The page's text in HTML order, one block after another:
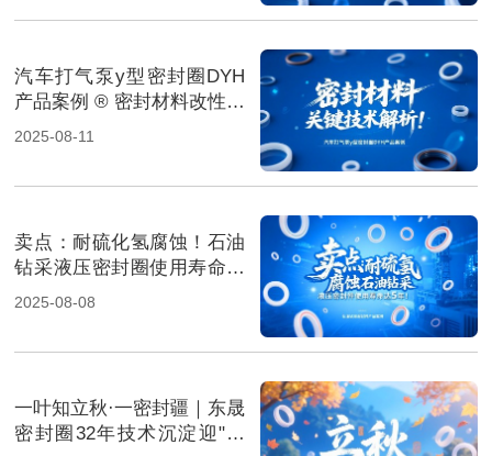
汽车打气泵y型密封圈DYH
产品案例 ® 密封材料改性关
键技术解析！
2025-08-11
卖点‌：耐硫化氢腐蚀！石油
钻采液压密封圈使用寿命达
5年！
2025-08-08
一叶知立秋·一密封疆｜东晟
密封圈32年技术沉淀迎"科